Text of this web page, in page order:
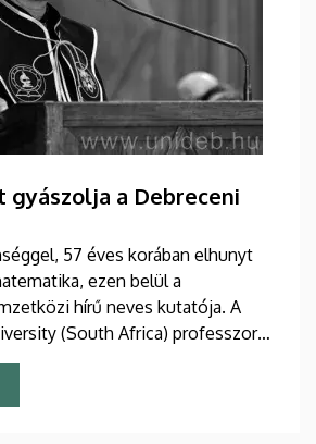
gyászolja a Debreceni
57 éves korában elhunyt
ezen belül a
hírű neves kutatója. A
(South Africa) professzorát
avatta díszdoktorai sorába a